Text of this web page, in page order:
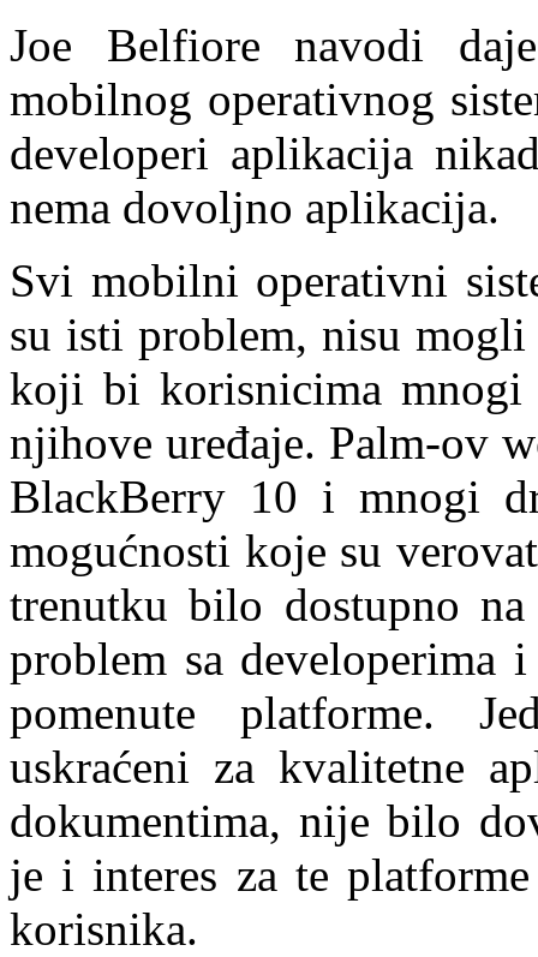
Joe Belfiore navodi
mobilnog operativnog
developeri aplikacija
nema dovoljno aplikacija.
Svi mobilni operativni
su isti problem, nisu
koji bi korisnicima mnogi
njihove uređaje. Palm-ov
BlackBerry 10 i mnogi
mogućnosti koje su
trenutku bilo dostupno
problem sa developerima
pomenute platforme.
uskraćeni za kvalitetne
dokumentima, nije bilo
je i interes za te
korisnika.